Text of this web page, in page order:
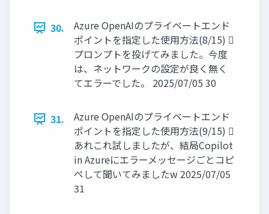
30.
Azure OpenAIのプライベートエンド
ポイントを指定した使用方法(8/15) 
プロンプトを投げてみました。今度
は、ネットワークの設定が良く無く
てエラーでした。 2025/07/05 30
31.
Azure OpenAIのプライベートエンド
ポイントを指定した使用方法(9/15) 
あれこれ試しましたが、結局Copilot
in Azureにエラーメッセージごとコピ
ペして聞いてみましたw 2025/07/05
31